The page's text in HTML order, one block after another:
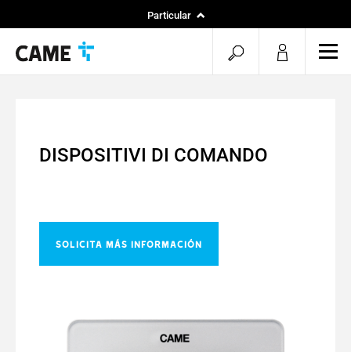
Particular
DISPOSITIVI DI COMANDO
Solicita más información